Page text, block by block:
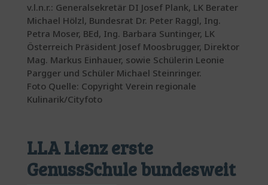
v.l.n.r.: Generalsekretär DI Josef Plank, LK Berater
Michael Hölzl, Bundesrat Dr. Peter Raggl, Ing.
Petra Moser, BEd, Ing. Barbara Suntinger, LK
Österreich Präsident Josef Moosbrugger, Direktor
Mag. Markus Einhauer, sowie Schülerin Leonie
Pargger und Schüler Michael Steinringer.
Foto Quelle: Copyright Verein regionale
Kulinarik/Cityfoto
LLA Lienz erste
GenussSchule bundesweit